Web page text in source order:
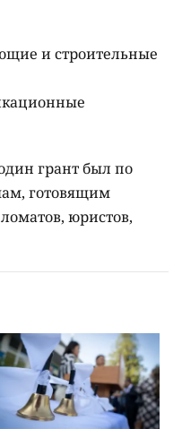
и строительные
грант был по
готовящим
юристов,